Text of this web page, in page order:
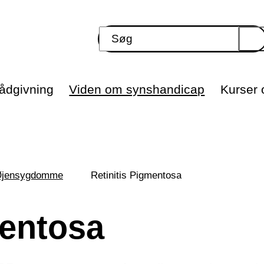
Viden om synshandicap Kurser
Retinitis Pigmentosa